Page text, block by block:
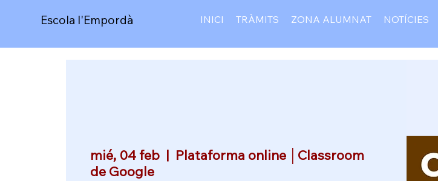
Escola l'Empordà INICI TRÀMITS ZONA ALUMNAT NOTÍCIES
mié, 04 feb
  |
Plataforma online │Classroom
de Google